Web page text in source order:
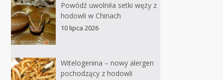
Powódź uwolniła setki węży z
hodowli w Chinach
10 lipca 2026
Witelogenina – nowy alergen
pochodzący z hodowli